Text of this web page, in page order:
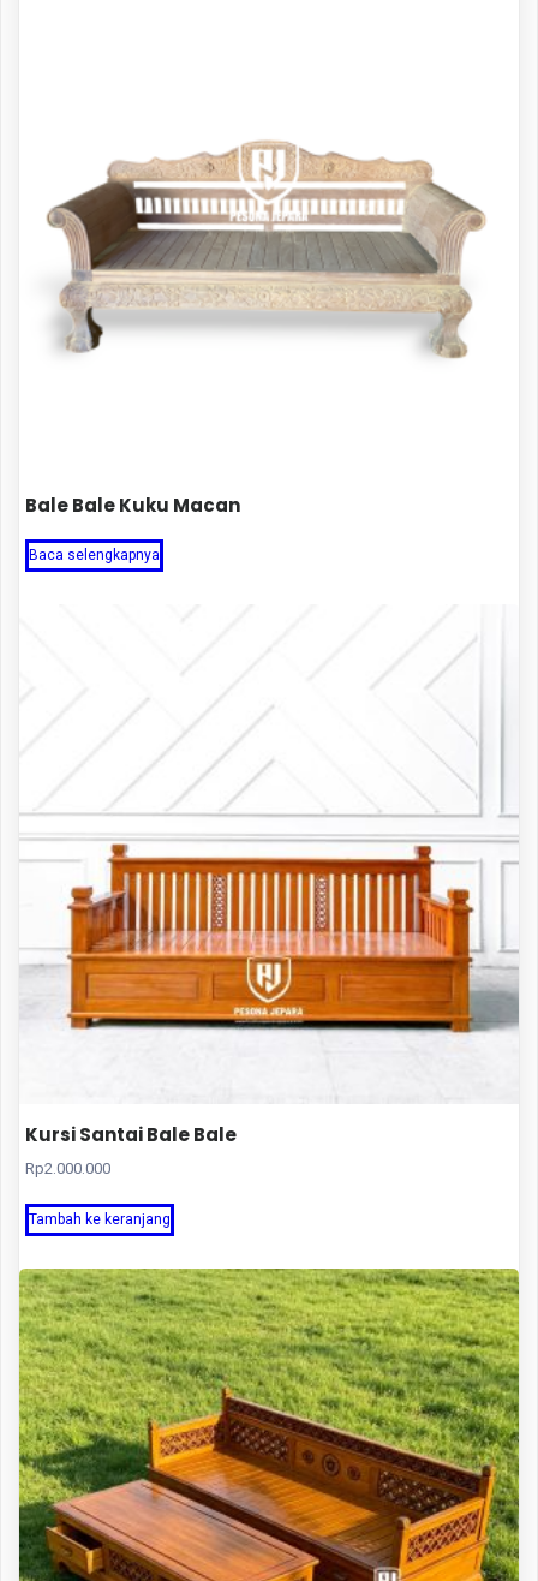
Bale Bale Kuku Macan
Baca selengkapnya
Kursi Santai Bale Bale
Rp2.000.000
Tambah ke keranjang